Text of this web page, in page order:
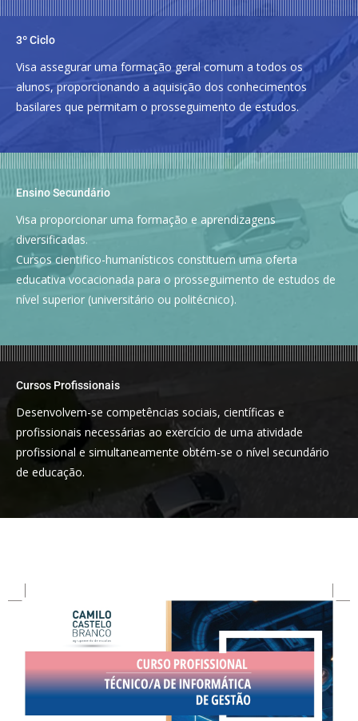
3º Ciclo
Visa assegurar uma formação geral comum a todos os
alunos, proporcionando a aquisição dos conhecimentos
basilares que permitam o prosseguimento de estudos.
Ensino Secundário
Visa proporcionar uma formação e aprendizagens
diversificadas.
Cursos cientifico-humanísticos constituem uma oferta
educativa vocacionada para o prosseguimento de estudos de
nível superior (universitário ou politécnico).
Cursos Profissionais
Desenvolvem-se competências sociais, científicas e
profissionais necessárias ao exercício de uma atividade
profissional e simultaneamente obtém-se o nível secundário
de educação.